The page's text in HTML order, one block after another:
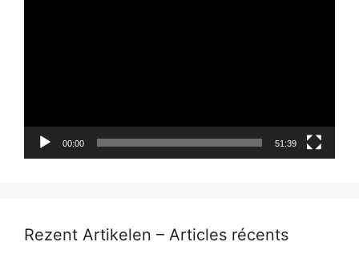
00:00 51:39
Rezent Artikelen – Articles récents